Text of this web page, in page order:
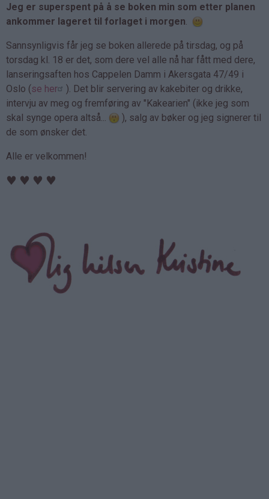
Jeg er superspent på å se boken min som etter planen
ankommer lageret til forlaget i morgen
Sannsynligvis får jeg se boken allerede på tirsdag, og på
torsdag kl. 18 er det, som dere vel alle nå har fått med dere,
lanseringsaften hos Cappelen Damm i Akersgata 47/49 i
Oslo (se her
). Det blir servering av kakebiter og drikke,
intervju av meg og fremføring av "Kakearien" (ikke jeg som
skal synge opera altså...
), salg av bøker og jeg signerer til
de som ønsker det.
Alle er velkommen!
♥ ♥ ♥ ♥